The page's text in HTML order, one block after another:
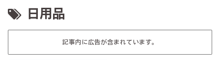
日用品
記事内に広告が含まれています。